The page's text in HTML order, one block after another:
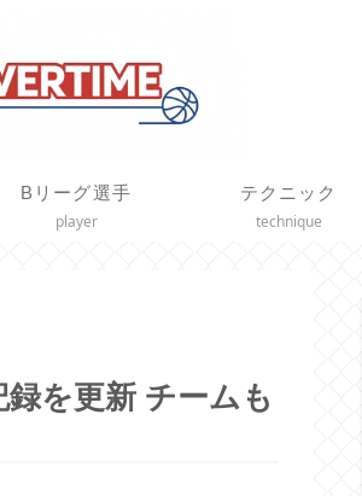
Bリーグ選手
player
テクニック
technique
を更新 チームも